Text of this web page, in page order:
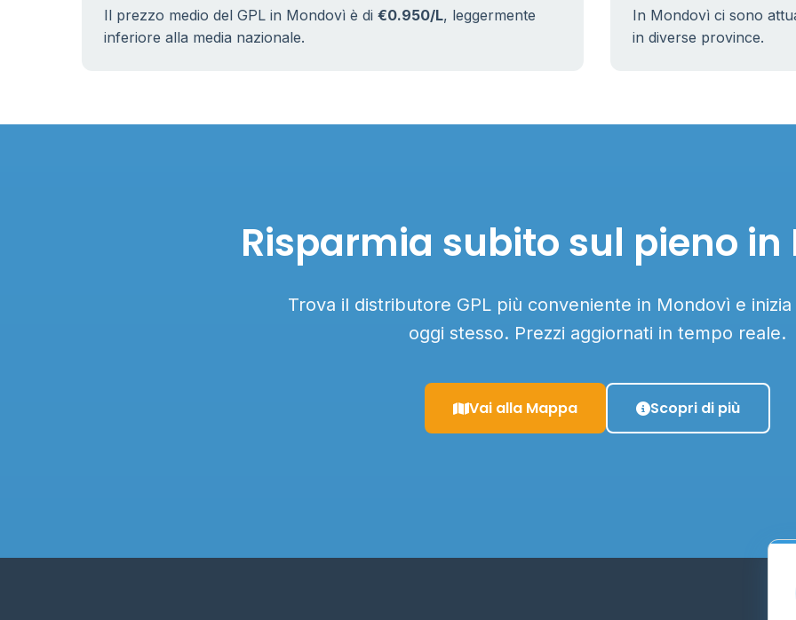
Il prezzo medio del GPL in Mondovì è di €0.950/L, leggermente
inferiore alla media nazionale.
In Mondovì ci sono
in diverse province.
Risparmia subito sul pieno in
Trova il distributore GPL più conveniente in Mondovì e
oggi stesso. Prezzi aggiornati in tempo reale.
Vai alla Mappa Scopri di più